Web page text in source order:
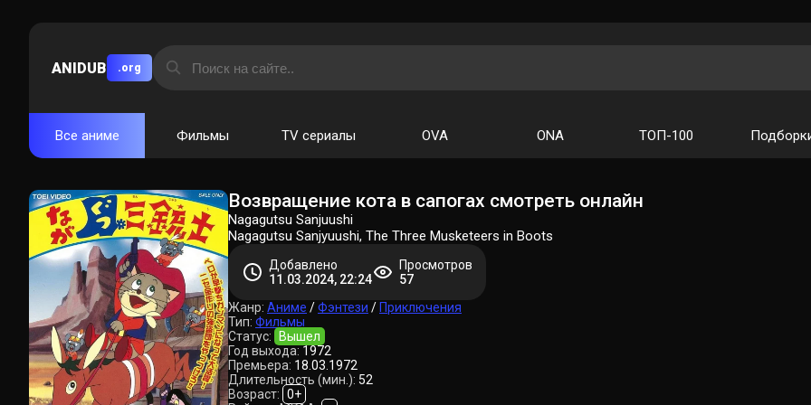
ANIDUB .org
Все аниме Фильмы TV сериалы OVA ONA ТОП-100
Возвращение кота в сапогах смотреть онлайн
Nagagutsu Sanjuushi
Nagagutsu Sanjyuushi, The Three Musketeers in Boots
Добавлено
11.03.2024, 22:24
Просмотров
57
Жанр: Аниме /Фэнтези / Приключения
Тип: Фильмы
Статус:
Вышел
Год выхода: 1972
Премьера: 18.03.1972
Длительность (мин.): 52
Возраст: 0+